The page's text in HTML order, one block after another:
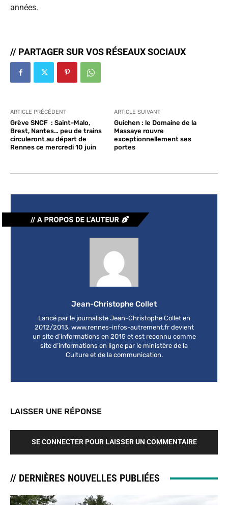
années.
// PARTAGER SUR VOS RÉSEAUX SOCIAUX
ARTICLE PRÉCÉDENT
Grève SNCF : Saint-Malo,
Brest, Nantes… peu de trains
circuleront au départ de
Rennes ce mercredi 10 juin
ARTICLE SUIVANT
Guichen : le Domaine de la
Massaye rouvre
exceptionnellement ses
portes
Jean-Christophe Collet
Lancé par le journaliste Jean-Christophe Collet en
2012/2013, www.rennes-infos-autrement.fr devient
un site d’informations en 2015 et est reconnu comme
site d’informations en ligne par le ministère de la
Culture et de la communication.
LAISSER UNE RÉPONSE
SE CONNECTER POUR LAISSER UN COMMENTAIRE
// DERNIÈRES NOUVELLES PUBLIÉES